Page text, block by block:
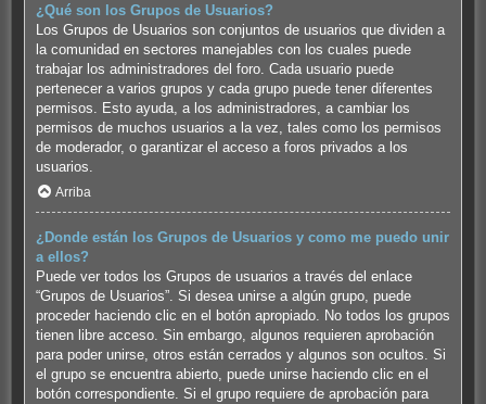
¿Qué son los Grupos de Usuarios?
Los Grupos de Usuarios son conjuntos de usuarios que dividen a
la comunidad en sectores manejables con los cuales puede
trabajar los administradores del foro. Cada usuario puede
pertenecer a varios grupos y cada grupo puede tener diferentes
permisos. Esto ayuda, a los administradores, a cambiar los
permisos de muchos usuarios a la vez, tales como los permisos
de moderador, o garantizar el acceso a foros privados a los
usuarios.
Arriba
¿Donde están los Grupos de Usuarios y como me puedo unir
a ellos?
Puede ver todos los Grupos de usuarios a través del enlace
“Grupos de Usuarios”. Si desea unirse a algún grupo, puede
proceder haciendo clic en el botón apropiado. No todos los grupos
tienen libre acceso. Sin embargo, algunos requieren aprobación
para poder unirse, otros están cerrados y algunos son ocultos. Si
el grupo se encuentra abierto, puede unirse haciendo clic en el
botón correspondiente. Si el grupo requiere de aprobación para